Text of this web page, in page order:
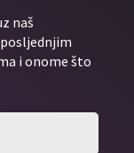
naš
i onome što